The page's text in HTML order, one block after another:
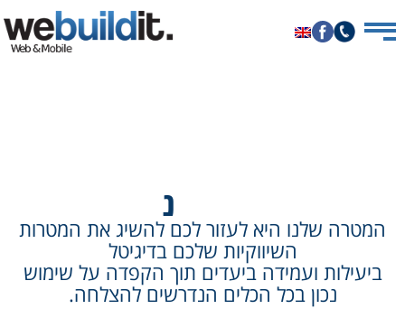
ננצח
המטרה שלנו היא לעזור לכם להשיג את המטרות
השיווקיות שלכם בדיגיטל
ביעילות ועמידה ביעדים תוך הקפדה על שימוש
נכון בכל הכלים הנדרשים להצלחה.